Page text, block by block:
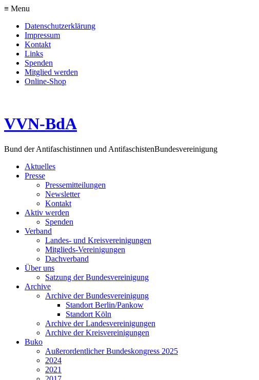
≡ Menu
Datenschutzerklärung
Impressum
Kontakt
Links
Spenden
Mitglied werden
Online-Shop
VVN-BdA
Bund der Antifaschistinnen und AntifaschistenBundesvereinigung
Aktuelles
Presse
Pressemitteilungen
Newsletter
Kontakt
Aktiv werden
Spenden
Verband
Landes- und Kreisvereinigungen
Mitglieds-Vereinigungen
Dachverband
Über uns
Satzung der Bundesvereinigung
Archive
Archive der Bundesvereinigung
Standort Berlin/Pankow
Standort Köln
Archive der Landesvereinigungen
Archive der Kreisvereinigungen
Buko
Außerordentlicher Bundeskongress 2025
2024
2021